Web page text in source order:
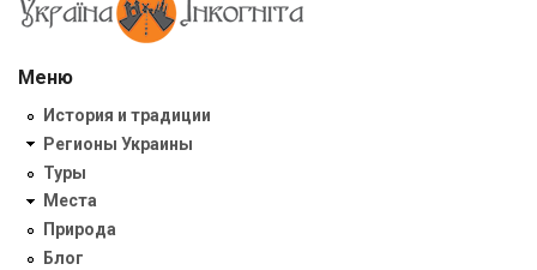
Меню
История и традиции
Регионы Украины
Туры
Места
Природа
Блог